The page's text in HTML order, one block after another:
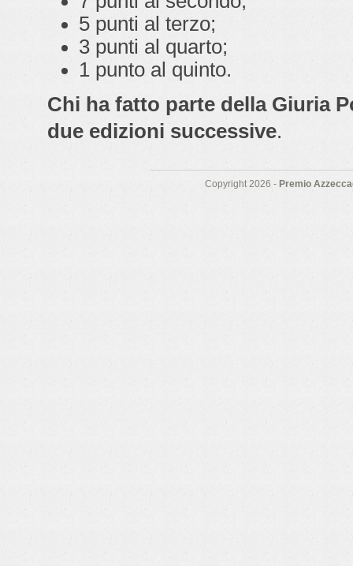
5 punti al terzo;
3 punti al quarto;
1 punto al quinto.
Chi ha fatto parte della Giuria
due edizioni successive.
Copyright 2026 - Premio